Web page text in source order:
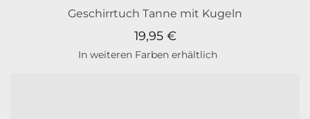
Geschirrtuch Tanne mit Kugeln
19,95 €
In weiteren Farben erhältlich